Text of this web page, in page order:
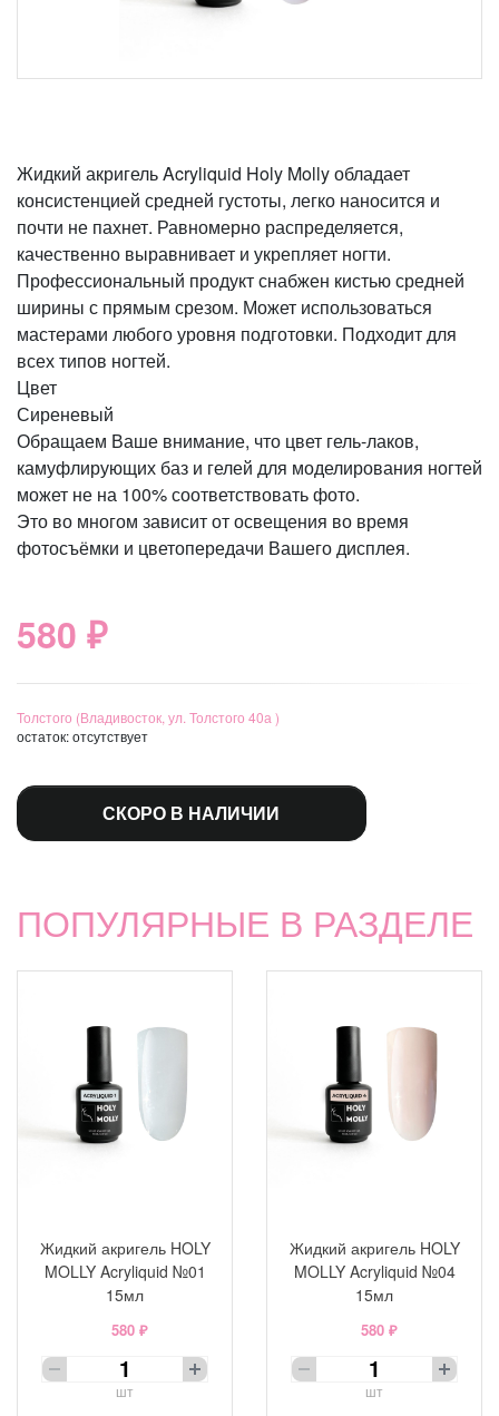
Жидкий акригель Acryliquid Holy Molly обладает
консистенцией средней густоты, легко наносится и
почти не пахнет. Равномерно распределяется,
качественно выравнивает и укрепляет ногти.
Профессиональный продукт снабжен кистью средней
ширины с прямым срезом. Может использоваться
мастерами любого уровня подготовки. Подходит для
всех типов ногтей.
Цвет
Сиреневый
Обращаем Ваше внимание, что цвет гель-лаков,
камуфлирующих баз и гелей для моделирования ногтей
может не на 100% соответствовать фото.
Это во многом зависит от освещения во время
фотосъёмки и цветопередачи Вашего дисплея.
580 ₽
Толстого (Владивосток, ул. Толстого 40а )
остаток:отсутствует
СКОРО В НАЛИЧИИ
ПОПУЛЯРНЫЕ В РАЗДЕЛЕ
Жидкий акригель HOLY
MOLLY Acryliquid №01
15мл
580 ₽
шт
Жидкий акригель HOLY
MOLLY Acryliquid №04
15мл
580 ₽
шт